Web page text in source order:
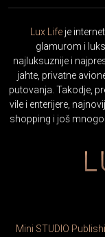
Lux Lifeje
glamurom i
najluksuznije i
jahte, privatne
putovanja. Takodje,
vile i enterijere,
shopping i još mnogo
Mini STUDIO